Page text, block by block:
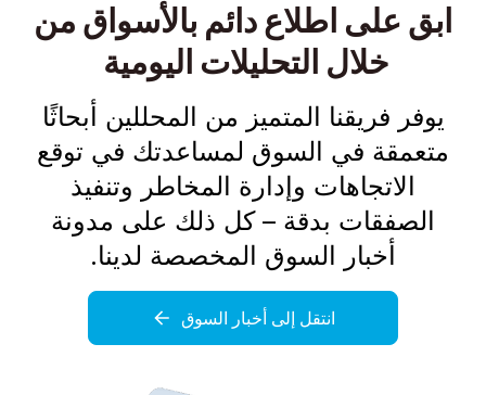
ابق على اطلاع دائم بالأسواق من
خلال التحليلات اليومية
يوفر فريقنا المتميز من المحللين أبحاثًا
متعمقة في السوق لمساعدتك في توقع
الاتجاهات وإدارة المخاطر وتنفيذ
الصفقات بدقة – كل ذلك على مدونة
أخبار السوق المخصصة لدينا.
انتقل إلى أخبار السوق